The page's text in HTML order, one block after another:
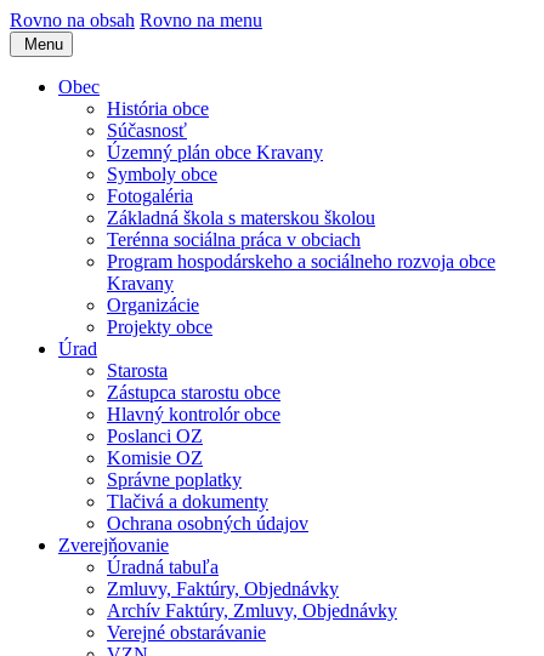
Rovno na obsah Rovno na menu
Menu
Obec
História obce
Súčasnosť
Územný plán obce Kravany
Symboly obce
Fotogaléria
Základná škola s materskou školou
Terénna sociálna práca v obciach
Program hospodárskeho a sociálneho rozvoja obce
Kravany
Organizácie
Projekty obce
Úrad
Starosta
Zástupca starostu obce
Hlavný kontrolór obce
Poslanci OZ
Komisie OZ
Správne poplatky
Tlačivá a dokumenty
Ochrana osobných údajov
Zverejňovanie
Úradná tabuľa
Zmluvy, Faktúry, Objednávky
Archív Faktúry, Zmluvy, Objednávky
Verejné obstarávanie